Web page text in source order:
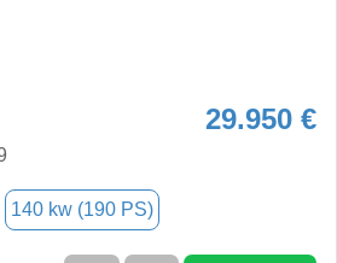
29.950 €
140 kw (190 PS)